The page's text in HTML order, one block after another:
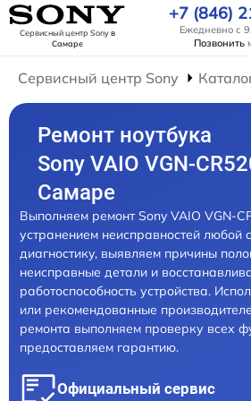
Сервисный центр Sonyв
Самаре
+7 (846)
Ежедневно с
Позвонить
Сервисный центр Sony
Ремонт ноутбука
Sony VAIO VGN-
Самаре
Выполняем ремонт Sony VAIO VGN-
устранением неисправностей любой
диагностику, выявляем причины
неисправные детали и
работоспособность устройства.
или рекомендованные
ремонта выполняем проверку всех
предоставляем гарантию.
Официальный сервис